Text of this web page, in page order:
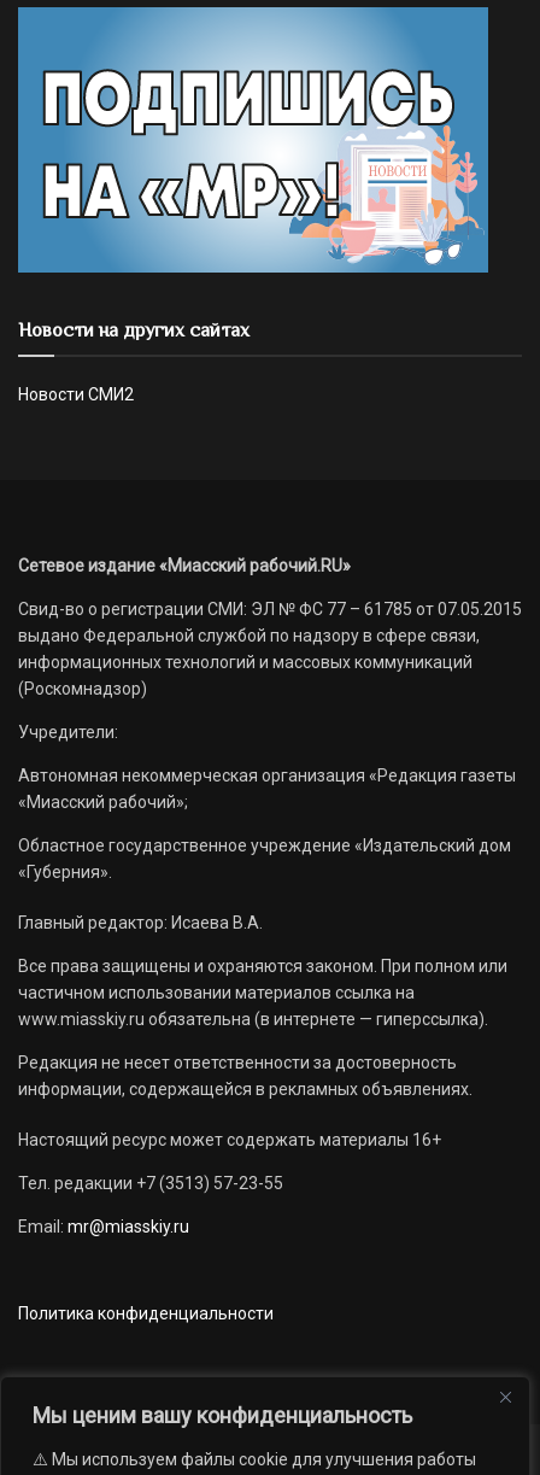
Мы ценим вашу конфиденциальность
⚠️ Мы используем файлы cookie для улучшения работы
Новости на других сайтах
Новости СМИ2
Сетевое издание «Миасский рабочий.RU»
Свид-во о регистрации СМИ: ЭЛ № ФС 77 – 61785 от 07.05.2015
выдано Федеральной службой по надзору в сфере связи,
информационных технологий и массовых коммуникаций
(Роскомнадзор)
Учредители:
Автономная некоммерческая организация «Редакция газеты
«Миасский рабочий»;
Областное государственное учреждение «Издательский дом
«Губерния».
Главный редактор: Исаева В.А.
Все права защищены и охраняются законом. При полном или
частичном использовании материалов ссылка на
www.miasskiy.ru обязательна (в интернете — гиперссылка).
Редакция не несет ответственности за достоверность
информации, содержащейся в рекламных объявлениях.
Настоящий ресурс может содержать материалы 16+
Тел. редакции +7 (3513) 57-23-55
Email: mr@miasskiy.ru
Политика конфиденциальности
Новости Наши проекты Официально